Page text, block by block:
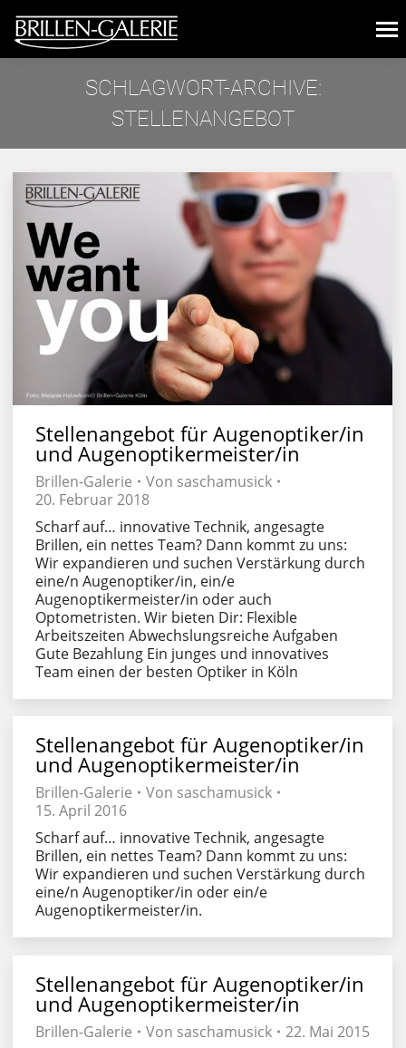
SCHLAGWORT-ARCHIVE:
STELLENANGEBOT
Stellenangebot für Augenoptiker/in
und Augenoptikermeister/in
Brillen-Galerie Von saschamusick
20. Februar 2018
Scharf auf… innovative Technik, angesagte
Brillen, ein nettes Team? Dann kommt zu uns:
Wir expandieren und suchen Verstärkung durch
eine/n Augenoptiker/in, ein/e
Augenoptikermeister/in oder auch
Optometristen. Wir bieten Dir: Flexible
Arbeitszeiten Abwechslungsreiche Aufgaben
Gute Bezahlung Ein junges und innovatives
Team einen der besten Optiker in Köln
Stellenangebot für Augenoptiker/in
und Augenoptikermeister/in
Brillen-Galerie Von saschamusick
15. April 2016
Scharf auf… innovative Technik, angesagte
Brillen, ein nettes Team? Dann kommt zu uns:
Wir expandieren und suchen Verstärkung durch
eine/n Augenoptiker/in oder ein/e
Augenoptikermeister/in.
Stellenangebot für Augenoptiker/in
und Augenoptikermeister/in
Brillen-Galerie Von saschamusick
22. Mai 2015